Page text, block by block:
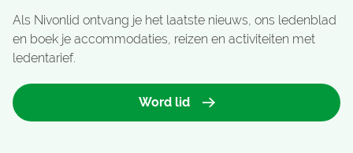
Als Nivonlid ontvang je het laatste nieuws, ons ledenblad
en boek je accommodaties, reizen en activiteiten met
ledentarief.
Word lid